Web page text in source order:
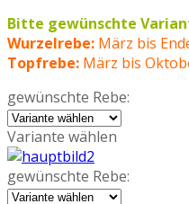
Bitte gewünschte
Wurzelrebe: März bis
Topfrebe: März bis
gewünschte Rebe:
Variante wählen
gewünschte Rebe: